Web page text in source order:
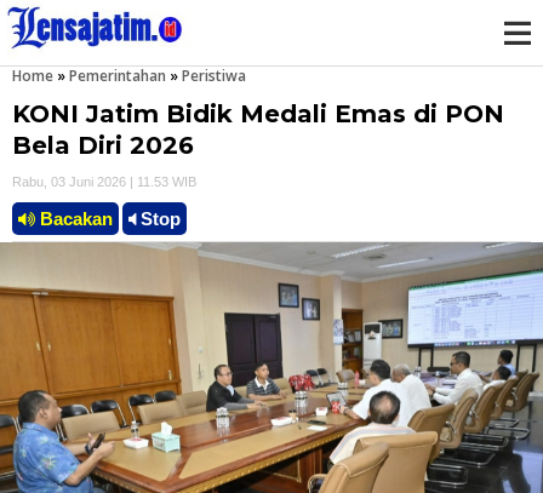
u
Home »Pemerintahan »Peristiwa
KONI Jatim Bidik Medali Emas di PON
Bela Diri 2026
Rabu, 03 Juni 2026 | 11.53 WIB
Bacakan Stop